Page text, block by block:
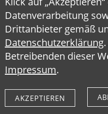
Datenverarbeitung
Drittanbieter gemäß
Datenschutzerklärung
Betreibenden dieser
Impressum.
AKZEPTIEREN